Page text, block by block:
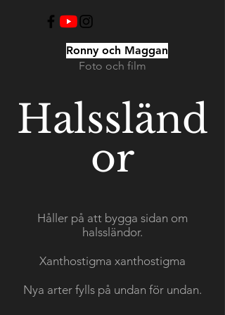
Ronny och Maggan
Foto och film
Halssländ
or
Håller på att bygga sidan om
halssländor.
Xanthostigma xanthostigma
Nya arter fylls på undan för undan.